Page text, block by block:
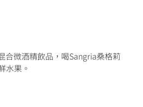
微酒精飲品，喝Sangria桑格莉
水果。